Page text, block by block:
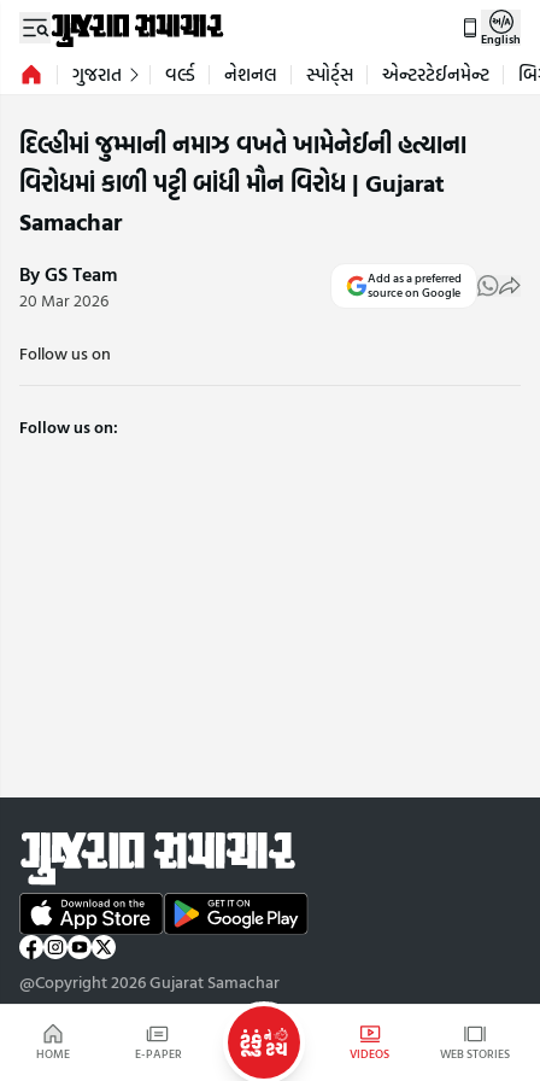
HOME E-PAPER VIDEOS WEB STORIES
English
ગુજરાત વર્લ્ડ નેશનલ સ્પોર્ટ્સ એન્ટરટેઈનમેન્ટ
દિલ્હીમાં જુમ્માની નમાઝ વખતે ખામેનેઈની હત્યાના
વિરોધમાં કાળી પટ્ટી બાંધી મૌન વિરોધ | Gujarat
Samachar
By GS Team
20 Mar 2026
Add as a preferred
source on Google
Follow us on
Follow us on:
@Copyright 2026 Gujarat Samachar